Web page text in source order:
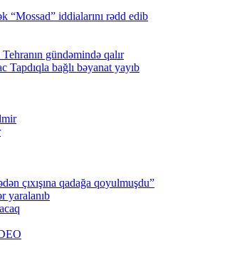
“Mossad” iddialarını rədd edib
gündəmində qalır
bağlı bəyanat yayıb
çıxışına qadağa qoyulmuşdu”
yaralanıb